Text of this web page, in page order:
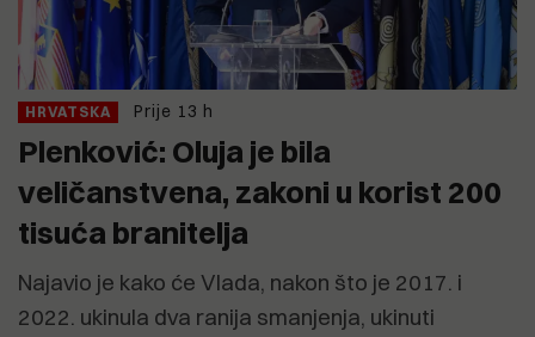
HRVATSKA Prije 13 h
Plenković: Oluja je bila
veličanstvena, zakoni u korist 200
tisuća branitelja
Najavio je kako će Vlada, nakon što je 2017. i
2022. ukinula dva ranija smanjenja, ukinuti